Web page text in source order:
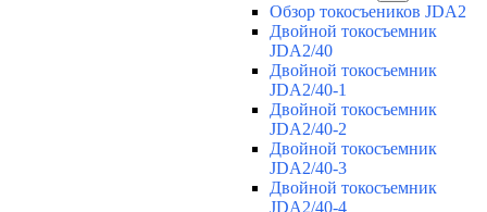
Обзор токосъеников JDA2
Двойной токосъемник
JDA2/40
Двойной токосъемник
JDA2/40-1
Двойной токосъемник
JDA2/40-2
Двойной токосъемник
JDA2/40-3
Двойной токосъемник
JDA2/40-4